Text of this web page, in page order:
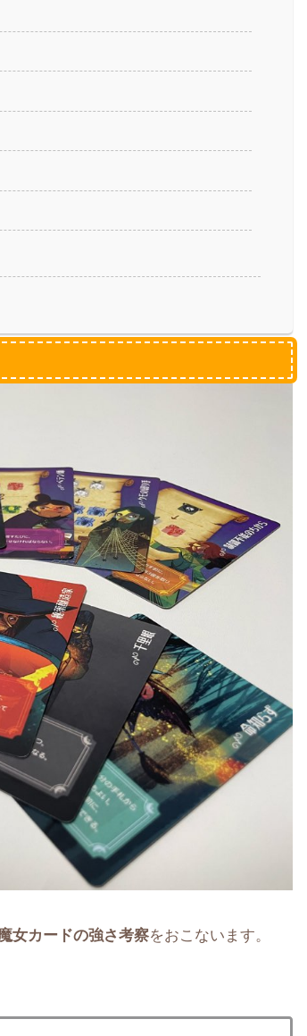
女カードの強さ考察をおこないます。